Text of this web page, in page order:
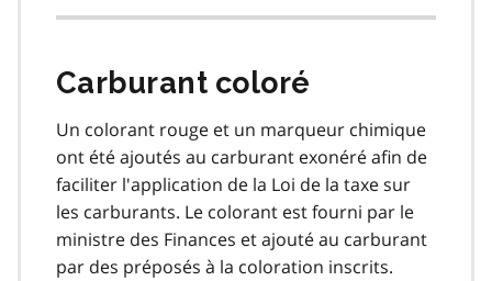
Carburant coloré
Un colorant rouge et un marqueur chimique
ont été ajoutés au carburant exonéré afin de
faciliter l'application de la Loi de la taxe sur
les carburants. Le colorant est fourni par le
ministre des Finances et ajouté au carburant
par des préposés à la coloration inscrits.